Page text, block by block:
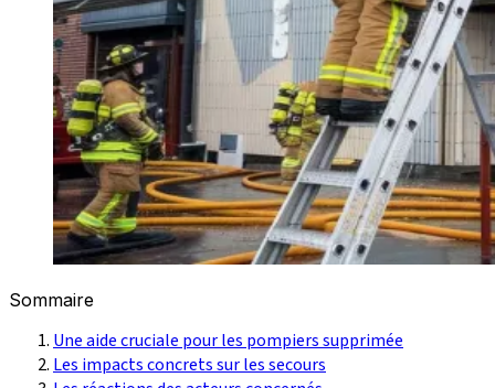
Sommaire
Une aide cruciale pour les pompiers supprimée
Les impacts concrets sur les secours